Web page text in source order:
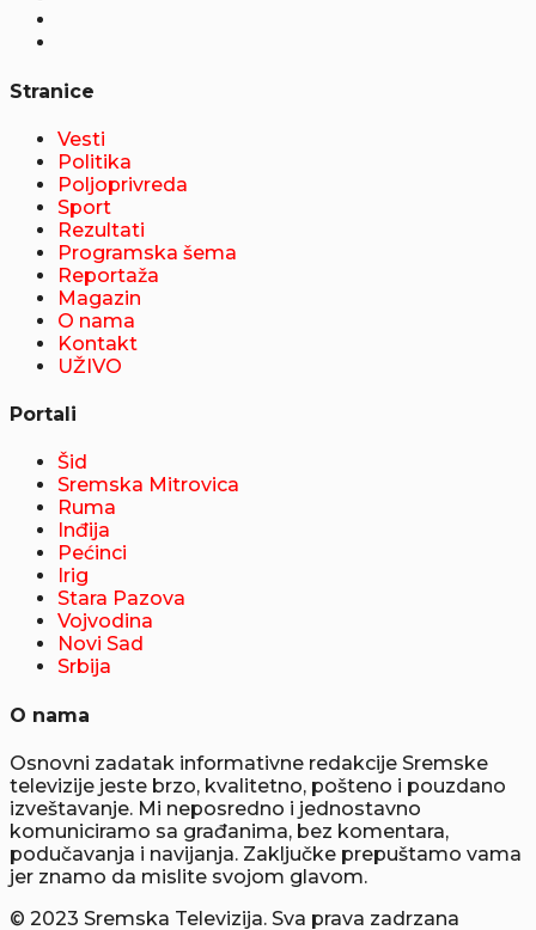
Stranice
Vesti
Politika
Poljoprivreda
Sport
Rezultati
Programska šema
Reportaža
Magazin
O nama
Kontakt
UŽIVO
Portali
Šid
Sremska Mitrovica
Ruma
Inđija
Pećinci
Irig
Stara Pazova
Vojvodina
Novi Sad
Srbija
O nama
Osnovni zadatak informativne redakcije Sremske
televizije jeste brzo, kvalitetno, pošteno i pouzdano
izveštavanje. Mi neposredno i jednostavno
komuniciramo sa građanima, bez komentara,
podučavanja i navijanja. Zaključke prepuštamo vama
jer znamo da mislite svojom glavom.
© 2023 Sremska Televizija. Sva prava zadrzana